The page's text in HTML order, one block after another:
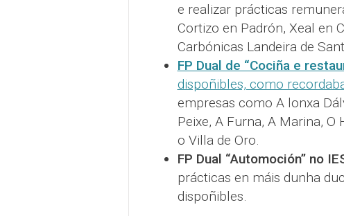
e realizar prácticas
Cortizo en Padrón, Xeal en
Carbónicas Landeira de
FP Dual de “Cociña e
dispoñibles, como
empresas como A lonxa
Peixe, A Furna, A Marina,
o Villa de Oro.
FP Dual “Automoción” no
prácticas en máis dunha
dispoñibles.